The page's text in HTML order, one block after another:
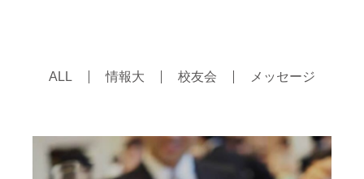
ALL 情報大 校友会 メッセージ